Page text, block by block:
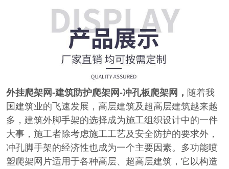
外挂爬架网-建筑防护爬架网-冲孔板爬架网， 随着我
国建筑业的飞速发展，高层建筑及超高层建筑越来越
多，建筑外脚手架的选择成为施工组织设计中的一件
大事，施工者除考虑施工工艺及安全防护的要求外，
冲孔脚手架的经济性也成为一个主要因素。多功能喷
塑爬架网片适用于各种高层、超高层建筑，它以构造